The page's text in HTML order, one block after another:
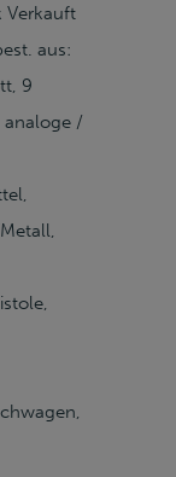
Verkauft
aus:
9
analoge /